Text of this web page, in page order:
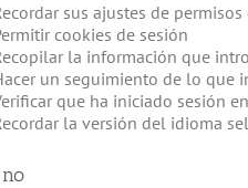
sus ajustes de
cookies de sesión
la información que
un seguimiento de lo que
que ha iniciado sesión
la versión del idioma